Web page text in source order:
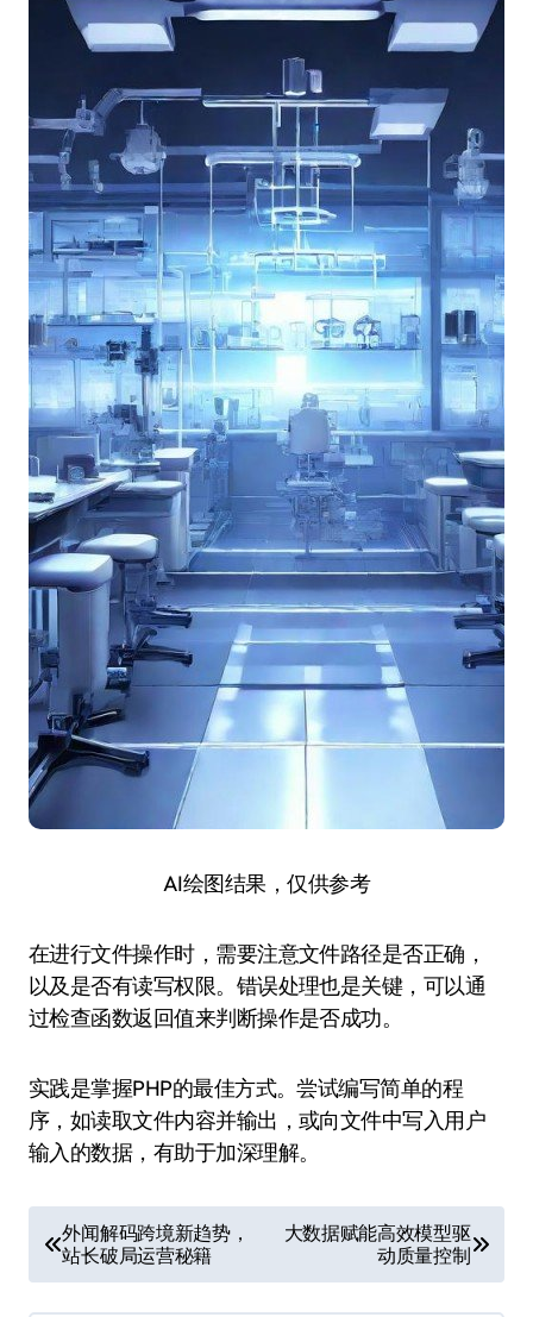
AI绘图结果，仅供参考
在进行文件操作时，需要注意文件路径是否正确，
以及是否有读写权限。错误处理也是关键，可以通
过检查函数返回值来判断操作是否成功。
实践是掌握PHP的最佳方式。尝试编写简单的程
序，如读取文件内容并输出，或向文件中写入用户
输入的数据，有助于加深理解。
章
导
外闻解码跨境新趋势，
站长破局运营秘籍
大数据赋能高效模型驱
动质量控制